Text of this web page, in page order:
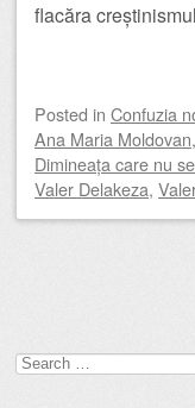
flacăra
Posted in Confuzia
Ana Maria Moldovan,
Dimineața care nu
Valer Delakeza,
Search
for: